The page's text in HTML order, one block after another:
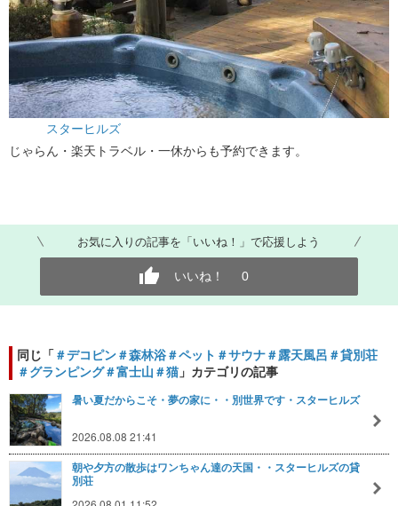
スターヒルズ
じゃらん・楽天トラベル・一休からも予約できます。
お気に入りの記事を「いいね！」で応援しよう
いいね！ 0
同じ「＃デコピン＃森林浴＃ペット＃サウナ＃露天風呂＃貸別荘
＃グランピング＃富士山＃猫 」カテゴリの記事
暑い夏だからこそ・夢の家に・・別世界です・スターヒルズ
2026.08.08 21:41
朝や夕方の散歩はワンちゃん達の天国・・スターヒルズの貸
別荘